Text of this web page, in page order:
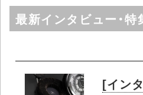
最新インタビュー・特
[イン